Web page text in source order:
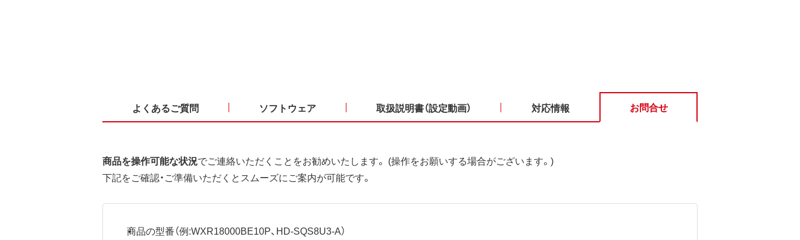
よくあるご質問 ソフトウェア 取扱説明書（設定動画） 対応情報 お問合せ
商品を操作可能な状況でご連絡いただくことをお勧めいたします。 (操作をお願いする場合がございます。)
下記をご確認・ご準備いただくとスムーズにご案内が可能です。
商品の型番（例:WXR18000BE10P、HD-SQS8U3-A）